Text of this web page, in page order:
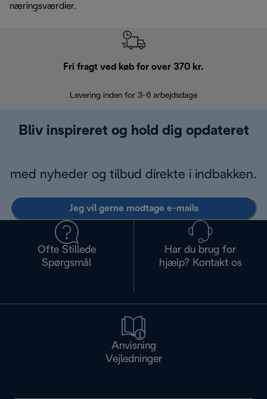
næringsværdier.
Fri fragt ved køb for over 370 kr.
Levering inden for 3-6 arbejdsdage
Bliv inspireret og hold dig opdateret
med nyheder og tilbud direkte i indbakken.
Jeg vil gerne modtage e-mails
Ofte Stillede
Spørgsmål
Har du brug for
hjælp? Kontakt os
Anvisning
Vejledninger